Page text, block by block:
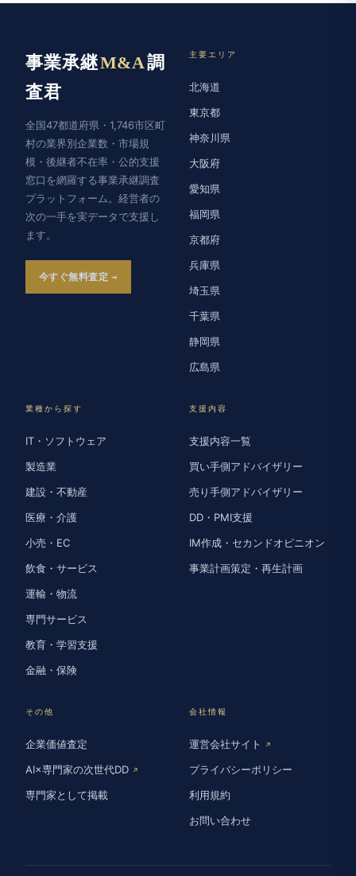
事業承継M&A調
査君
全国47都道府県・1,746市区町
村の業界別企業数・市場規
模・後継者不在率・公的支援
窓口を網羅する事業承継調査
プラットフォーム。経営者の
次の一手を実データで支援し
ます。
今すぐ無料査定
主要エリア
北海道
東京都
神奈川県
大阪府
愛知県
福岡県
京都府
兵庫県
埼玉県
千葉県
静岡県
広島県
業種から探す
IT・ソフトウェア
製造業
建設・不動産
医療・介護
小売・EC
飲食・サービス
運輸・物流
専門サービス
教育・学習支援
金融・保険
支援内容
支援内容一覧
買い手側アドバイザリー
売り手側アドバイザリー
DD・PMI支援
IM作成・セカンドオピニオン
事業計画策定・再生計画
その他
企業価値査定
AI×専門家の次世代DD ↗
専門家として掲載
会社情報
運営会社サイト ↗
プライバシーポリシー
利用規約
お問い合わせ